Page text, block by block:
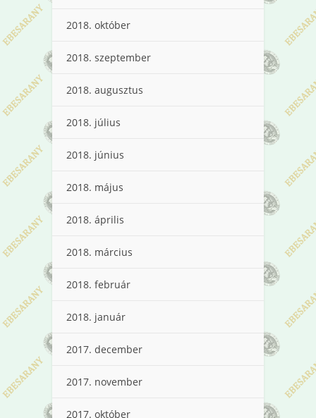
2018. október
2018. szeptember
2018. augusztus
2018. július
2018. június
2018. május
2018. április
2018. március
2018. február
2018. január
2017. december
2017. november
2017. október